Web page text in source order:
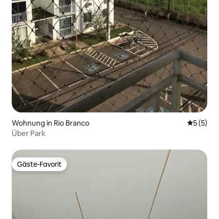
Wohnung in Rio Branco
5 (5)
Über Park
Gäste-Favorit
Gäste-Favorit